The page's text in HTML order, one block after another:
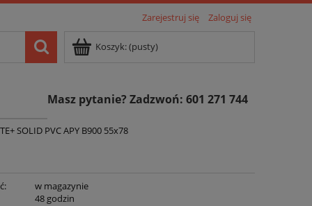
Zarejestruj się Zaloguj się
Koszyk:(pusty)
Masz pytanie? Zadzwoń: 601 271 744
SOLID PVC APY B900 55x78
w magazynie
48 godzin